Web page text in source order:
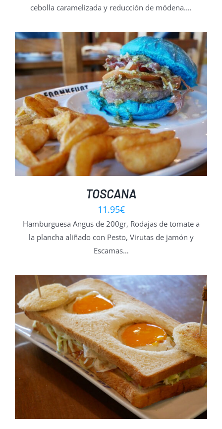
cebolla caramelizada y reducción de módena.…
TOSCANA
11.95€
Hamburguesa Angus de 200gr, Rodajas de tomate a
la plancha aliñado con Pesto, Virutas de jamón y
Escamas…